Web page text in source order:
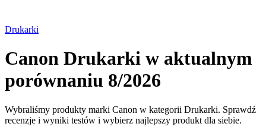
Drukarki
Canon Drukarki w aktualnym
porównaniu 8/2026
Wybraliśmy produkty marki Canon w kategorii Drukarki. Sprawdź
recenzje i wyniki testów i wybierz najlepszy produkt dla siebie.